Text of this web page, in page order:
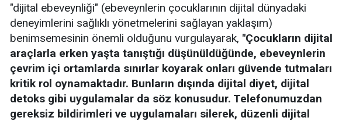
"dijital ebeveynliği" (ebeveynlerin çocuklarının dijital dünyadaki
deneyimlerini sağlıklı yönetmelerini sağlayan yaklaşım)
benimsemesinin önemli olduğunu vurgulayarak, "Çocukların dijital
araçlarla erken yaşta tanıştığı düşünüldüğünde, ebeveynlerin
çevrim içi ortamlarda sınırlar koyarak onları güvende tutmaları
kritik rol oynamaktadır. Bunların dışında dijital diyet, dijital
detoks gibi uygulamalar da söz konusudur. Telefonumuzdan
gereksiz bildirimleri ve uygulamaları silerek, düzenli dijital